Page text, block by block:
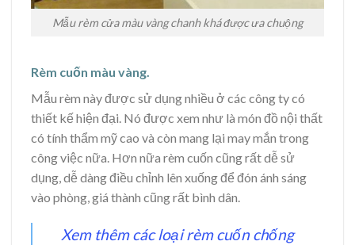
Mẫu rèm cửa màu vàng chanh khá được ưa chuộng
Rèm cuốn màu vàng.
Mẫu rèm này được sử dụng nhiều ở các công ty có
thiết kế hiện đại. Nó được xem như là món đồ nội thất
có tính thẩm mỹ cao và còn mang lại may mắn trong
công việc nữa. Hơn nữa rèm cuốn cũng rất dễ sử
dụng, dễ dàng điều chỉnh lên xuống để đón ánh sáng
vào phòng, giá thành cũng rất bình dân.
Xem thêm các loại rèm cuốn chống